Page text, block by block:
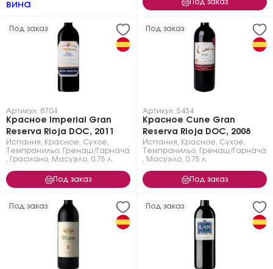
вина
Под заказ
Под заказ
Артикул: 8704
Красное Imperial Gran
Reserva Rioja DOC, 2011
Испания Красное Сухое
Темпранильо
Гренаш/Гарнача
Грасиано Масуэло 0.75 л.
Под заказ
Под заказ
Артикул: 5434
Красное Cune Gran
Reserva Rioja DOC, 2008
Испания Красное Сухое
Темпранильо
Гренаш/Гарнача
Масуэло 0.75 л.
Под заказ
Под заказ Под заказ